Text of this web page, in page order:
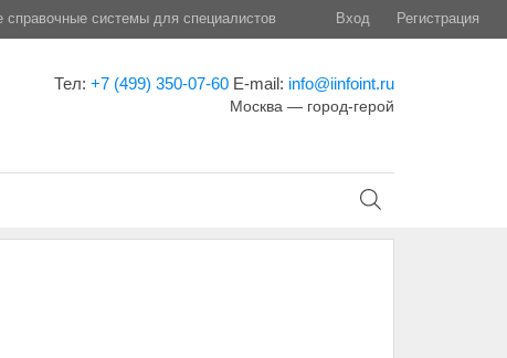
системы для специалистов Вход Регистрация
Тел: +7 (499) 350-07-60 E-mail: info@iinfoint.ru
Москва — город-герой